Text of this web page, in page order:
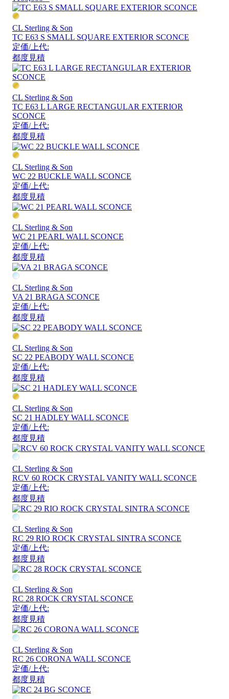
CL Sterling & Son
TC E63 S SMALL SQUARE EXTERIOR SCONCE
定価/上代:
都度見積
CL Sterling & Son
TC E63 L LARGE RECTANGULAR EXTERIOR
SCONCE
定価/上代:
都度見積
CL Sterling & Son
WC 22 BUCKLE WALL SCONCE
定価/上代:
都度見積
CL Sterling & Son
WC 21 PEARL WALL SCONCE
定価/上代:
都度見積
CL Sterling & Son
VA 21 BRAGA SCONCE
定価/上代:
都度見積
CL Sterling & Son
SC 22 PEABODY WALL SCONCE
定価/上代:
都度見積
CL Sterling & Son
SC 21 HADLEY WALL SCONCE
定価/上代:
都度見積
CL Sterling & Son
RCV 60 ROCK CRYSTAL VANITY WALL SCONCE
定価/上代:
都度見積
CL Sterling & Son
RC 29 RIO ROCK CRYSTAL SINTRA SCONCE
定価/上代:
都度見積
CL Sterling & Son
RC 28 ROCK CRYSTAL SCONCE
定価/上代:
都度見積
CL Sterling & Son
RC 26 CORONA WALL SCONCE
定価/上代:
都度見積